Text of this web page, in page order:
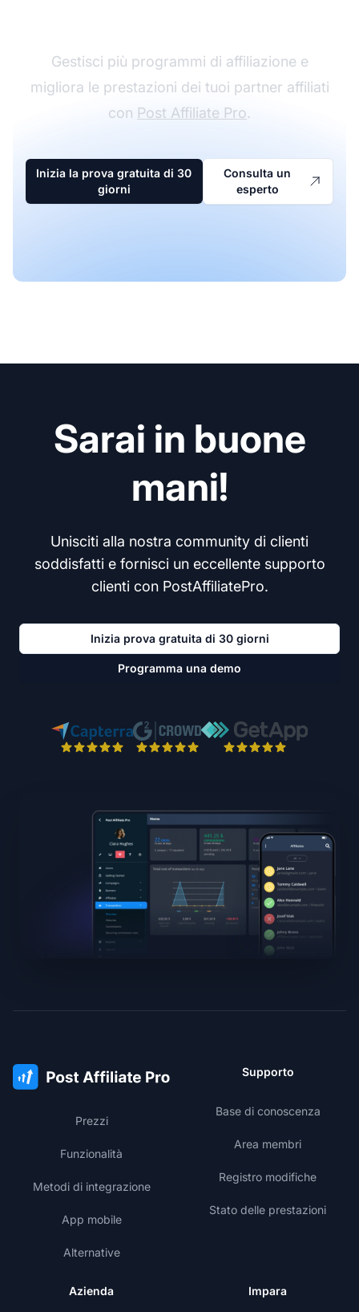
Gestisci più programmi di affiliazione e
migliora le prestazioni dei tuoi partner affiliati
con Post Affiliate Pro.
Inizia la prova gratuita di 30
giorni
Consulta un
esperto
Sarai in buone
mani!
Unisciti alla nostra community di clienti
soddisfatti e fornisci un eccellente supporto
clienti con PostAffiliatePro.
Inizia prova gratuita di 30 giorni
Programma una demo
Prezzi
Funzionalità
Metodi di integrazione
App mobile
Alternative
Supporto
Base di conoscenza
Area membri
Registro modifiche
Stato delle prestazioni
Azienda Impara